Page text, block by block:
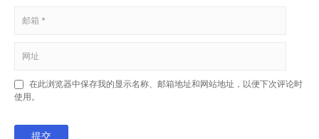
在此浏览器中保存我的显示名称、邮箱地址和网站地址，以便下次评论时
使用。
提交